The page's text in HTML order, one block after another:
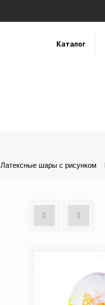
Каталог
Латексные шары с рисунком